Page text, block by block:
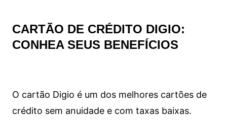
CARTÃO DE CRÉDITO DIGIO:
CONHEA SEUS BENEFÍCIOS
O cartão Digio é um dos melhores cartões de
crédito sem anuidade e com taxas baixas.